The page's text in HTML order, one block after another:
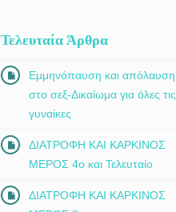
Τελευταία Άρθρα
Εμμηνόπαυση και απόλαυση
στο σεξ-Δικαίωμα για όλες τις
γυναίκες
ΔΙΑΤΡΟΦΗ ΚΑΙ ΚΑΡΚΙΝΟΣ
ΜΕΡΟΣ 4ο και Τελευταίο
ΔΙΑΤΡΟΦΗ ΚΑΙ ΚΑΡΚΙΝΟΣ